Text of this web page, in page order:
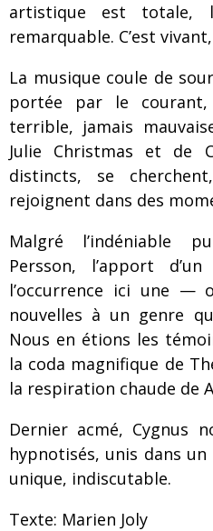
artistique est totale,
remarquable. C’est
La musique coule de
portée par le
terrible, jamais
Julie Christmas et de
distincts, se
rejoignent dans des
Malgré l’indéniable
Persson, l’apport
l’occurrence ici une —
nouvelles à un genre
Nous en étions les
la coda magnifique de
la respiration chaude de
Dernier acmé, Cygnus
hypnotisés, unis dans
unique, indiscutable.
Texte: Marien Joly